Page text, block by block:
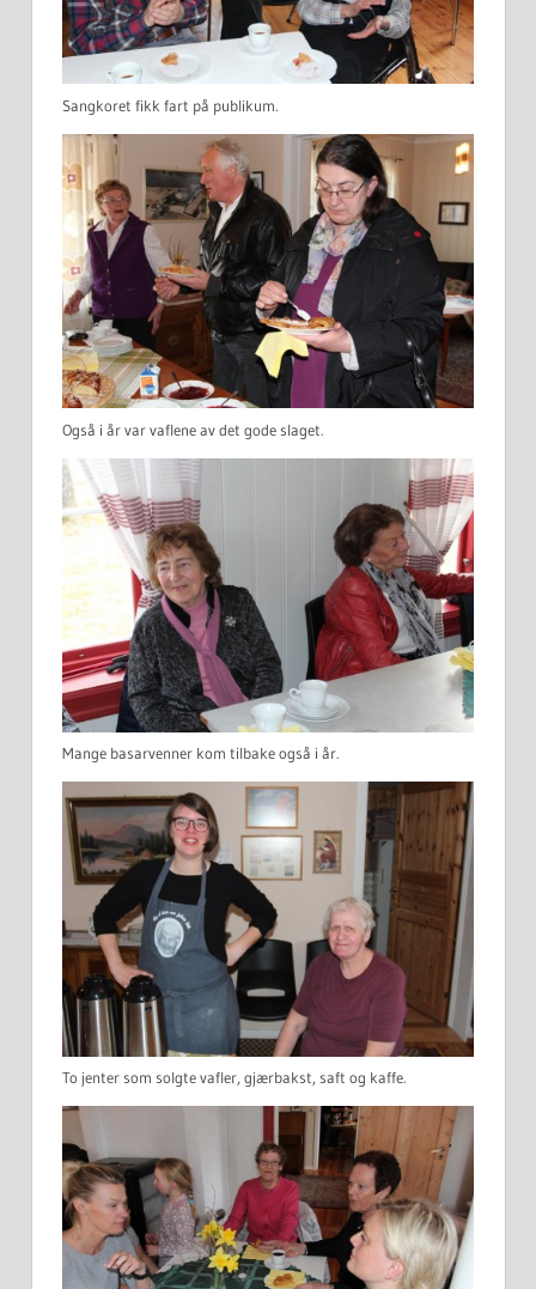
Sangkoret fikk fart på publikum.
Også i år var vaflene av det gode slaget.
Mange basarvenner kom tilbake også i år.
To jenter som solgte vafler, gjærbakst, saft og kaffe.